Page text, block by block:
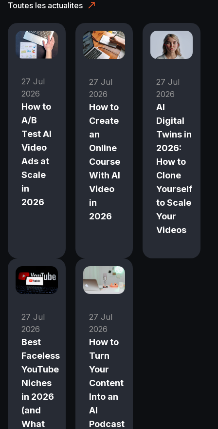
Toutes les actualites
27 Jul
2026
How to
A/B
Test AI
Video
Ads at
Scale
in
2026
27 Jul
2026
How to
Create
an
Online
Course
With AI
Video
in
2026
27 Jul
2026
AI
Digital
Twins in
2026:
How to
Clone
Yourself
to Scale
Your
Videos
27 Jul
2026
Best
Faceless
YouTube
Niches
in 2026
(and
What
27 Jul
2026
How to
Turn
Your
Content
Into an
AI
Podcast